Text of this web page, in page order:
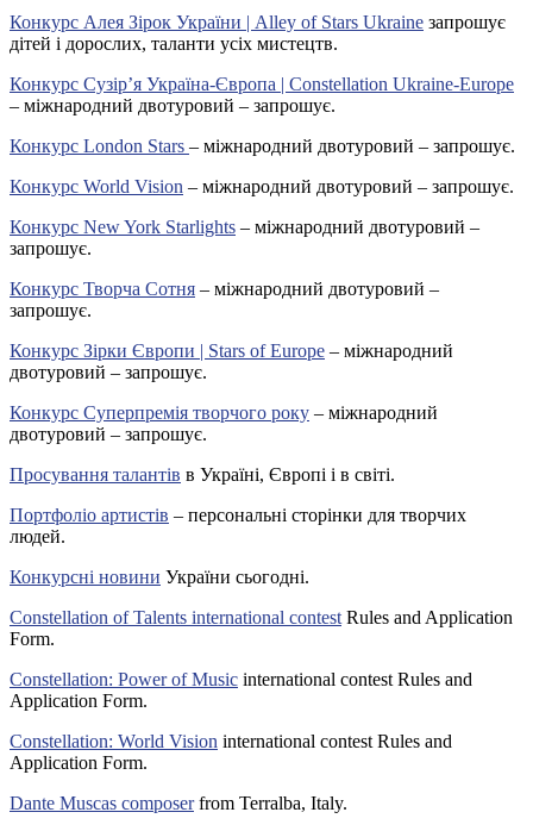
Конкурс Алея Зірок України | Alley of Stars Ukraine запрошує
дітей і дорослих, таланти усіх мистецтв.
Конкурс Сузір’я Україна-Європа | Constellation Ukraine-Europe
– міжнародний двотуровий – запрошує.
Конкурс London Stars – міжнародний двотуровий – запрошує.
Конкурс World Vision – міжнародний двотуровий – запрошує.
Конкурс New York Starlights – міжнародний двотуровий –
запрошує.
Конкурс Творча Сотня – міжнародний двотуровий –
запрошує.
Конкурс Зірки Європи | Stars of Europe – міжнародний
двотуровий – запрошує.
Конкурс Суперпремія творчого року – міжнародний
двотуровий – запрошує.
Просування талантів в Україні, Європі і в світі.
Портфоліо артистів – персональні сторінки для творчих
людей.
Конкурсні новини України сьогодні.
Constellation of Talents international contest Rules and Application
Form.
Constellation: Power of Music international contest Rules and
Application Form.
Constellation: World Vision international contest Rules and
Application Form.
Dante Muscas composerfrom Terralba, Italy.